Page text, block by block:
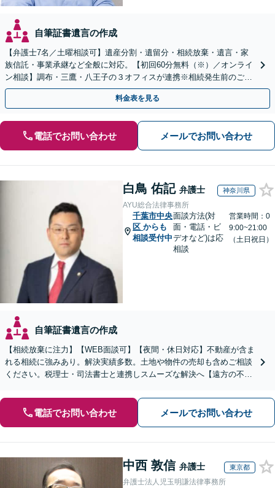
自筆証書遺言の作成
【弁護士7名／土曜相談可】遺産分割・遺留分・相続放棄・遺言・家
族信託・事業承継など全般に対応。【初回60分無料（※）／オンライ
ン相談】調布・三鷹・八王子の３オフィスが連携※相続発生前のご相
談など有料相談になるものもございます。
料金表を見る
電話でお問い合わせ メールでお問い合わせ
白鳥 佑記 弁護士 神奈川県
AYU総合法律事務所
千葉市中央
区 からも
相談受付中
面談方法(対
面・電話・ビ
デオなど)は応
相談
営業時間：0
9:00~21:00
（土日祝日）
自筆証書遺言の作成
【相続放棄に注力】【WEB面談可】【夜間・休日対応】不動産が含ま
れる相続に強みあり。解決実績多数。土地や物件の売却も含めご相談
ください。税理士・司法書士と連携しスムーズな解決へ【遠方の不動
電話でお問い合わせ メールでお問い合わせ
中西 敦信 弁護士 東京都
弁護士法人児玉明謙法律事務所